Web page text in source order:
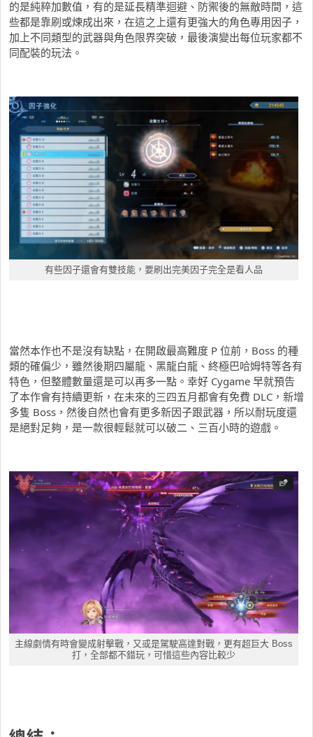
的是純粹加數值，有的是延長精準迴避、防禦後的無敵時間，這
些都是靠刷或煉成出來，在這之上還有更強大的角色專用因子，
加上不同類型的武器與角色限界突破，最後演變出每位玩家都不
同配裝的玩法。
有些因子還會有雙技能，要刷出完美因子完全是看人品
當然本作也不是沒有缺點，在開啟最高難度 P 位前，Boss 的種
類的確偏少，雖然後期四屬龍、黑龍白龍、終極巴哈姆特等各有
特色，但整體數量還是可以再多一點。幸好 Cygame 早就預告
了本作會有持續更新，在未來的三四五月都會有免費 DLC，新增
多隻 Boss，然後自然也會有更多新因子跟武器，所以耐玩度還
是絕對足夠，是一款很輕鬆就可以破二、三百小時的遊戲。
主線劇情有時會變成射擊戰，又或是駕駛高達對戰，更有超巨大 Boss
打，全部都不錯玩，可惜這些內容比較少